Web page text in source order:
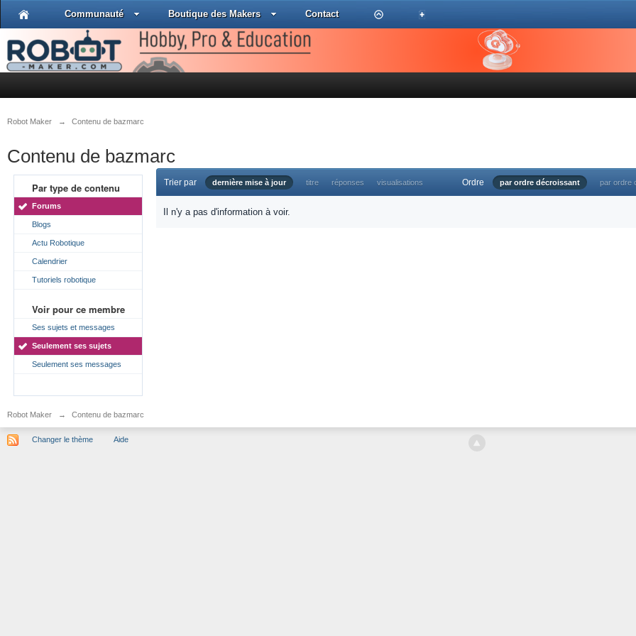
Communauté Boutique des Makers Contact
Robot Maker → Contenu de bazmarc
Contenu de bazmarc
Par type de contenu
Forums
Blogs
Actu Robotique
Calendrier
Tutoriels robotique
Voir pour ce membre
Ses sujets et messages
Seulement ses sujets
Seulement ses messages
Trier par dernière mise à jour titre réponses visualisations Ordre par ordre décroissant par ordre
Il n'y a pas d'information à voir.
Robot Maker → Contenu de bazmarc
Changer le thème Aide